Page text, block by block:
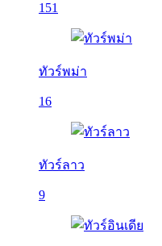
151
ทัวร์พม่า
16
ทัวร์ลาว
9